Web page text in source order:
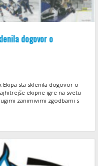
dogovor o
sta sklenila dogovor o
ekipne igre na svetu
zanimivimi zgodbami s